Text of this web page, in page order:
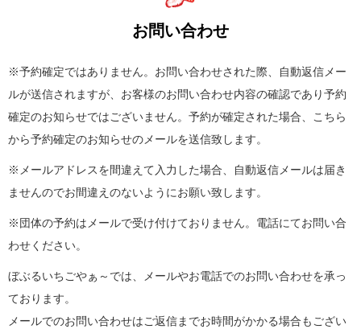
お問い合わせ
※予約確定ではありません。お問い合わせされた際、自動返信メー
ルが送信されますが、お客様のお問い合わせ内容の確認であり予約
確定のお知らせではございません。予約が確定された場合、こちら
から予約確定のお知らせのメールを送信致します。
※メールアドレスを間違えて入力した場合、自動返信メールは届き
ませんのでお間違えのないようにお願い致します。
※団体の予約はメールで受け付けておりません。電話にてお問い合
わせください。
ぼぶるいちごやぁ～では、メールやお電話でのお問い合わせを承っ
ております。
メールでのお問い合わせはご返信までお時間がかかる場合もござい